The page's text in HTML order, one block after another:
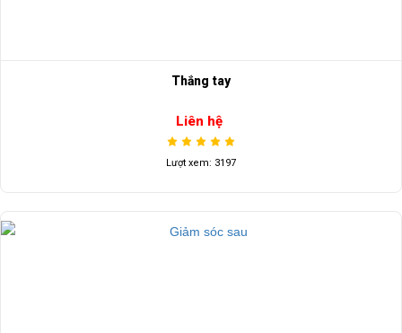
Thắng tay
Liên hệ
Lượt xem: 3197